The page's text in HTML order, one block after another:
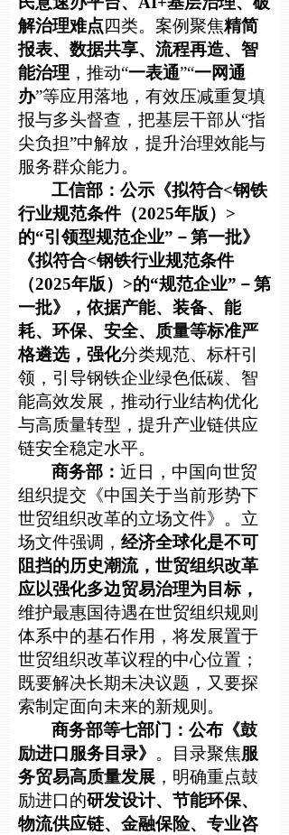
解治理难点四类。案例聚焦精简
报表、数据共享、流程再造、智
能治理 ，推动“一表通”“一网通
办”等应用落地，有效压减重复填
报与多头督查，把基层干部从“指
尖负担”中解放，提升治理效能与
服务群众能力。
工信部：公示《拟符合<钢铁
行业规范条件（2025年版）>
的“引领型规范企业”－第一批》
《拟符合<钢铁行业规范条件
（2025年版）>的“规范企业”－第
一批》，依据产能、装备、能
耗、环保、安全、质量等标准严
格遴选，强化分类规范、标杆引
领，引导钢铁企业绿色低碳、智
能高效发展，推动行业结构优化
与高质量转型，提升产业链供应
链安全稳定水平。
商务部：近日，中国向世贸
组织提交《中国关于当前形势下
世贸组织改革的立场文件》。立
场文件强调， 经济全球化是不可
阻挡的历史潮流，世贸组织改革
应以强化多边贸易治理为目标，
维护最惠国待遇在世贸组织规则
体系中的基石作用，将发展置于
世贸组织改革议程的中心位置；
既要解决长期未决议题，又要探
索制定面向未来的新规则。
商务部等七部门：公布《鼓
励进口服务目录》 。目录聚焦服
务贸易高质量发展 ，明确重点鼓
励进口的研发设计、节能环保、
物流供应链、金融保险、专业咨